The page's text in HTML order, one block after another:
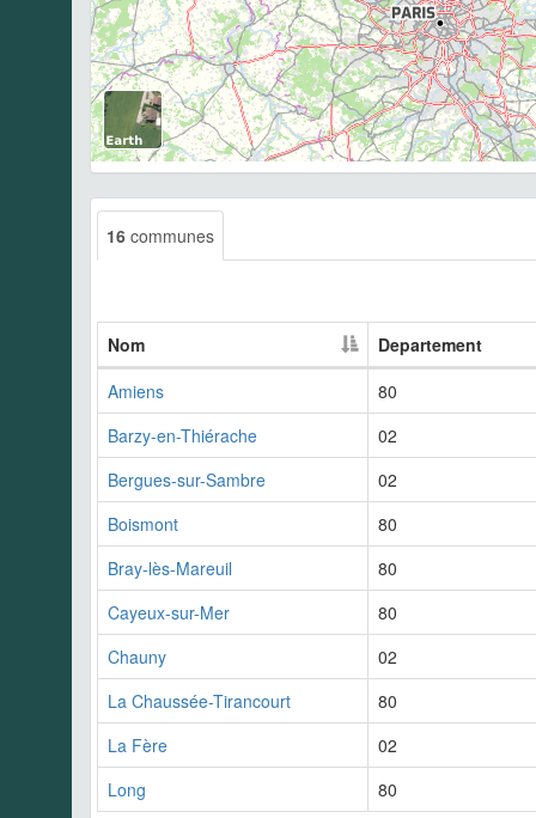
16 communes
Nom
Departement
Amiens
80
Barzy-en-Thiérache
02
Bergues-sur-Sambre
02
Boismont
80
Bray-lès-Mareuil
80
Cayeux-sur-Mer
80
Chauny
02
La Chaussée-Tirancourt
80
La Fère
02
Long
80